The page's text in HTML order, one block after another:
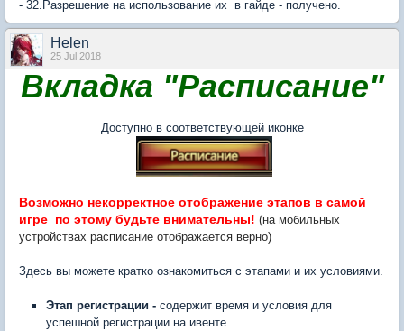
- 32.Разрешение на использование их в гайде - получено.
Нelen
25 Jul 2018
Вкладка "Расписание"
Доступно в соответствующей иконке
Возможно некорректное отображение этапов в самой
игре по этому будьте внимательны! (на мобильных
устройствах расписание отображается верно)
Здесь вы можете кратко ознакомиться с этапами и их условиями.
Этап регистрации - содержит время и условия для
успешной регистрации на ивенте.